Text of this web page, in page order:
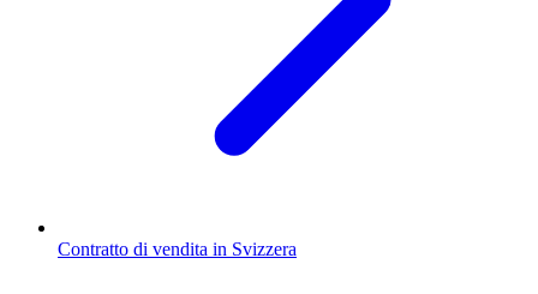
Contratto di vendita in Svizzera